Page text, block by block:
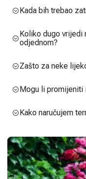
Kada bih trebao
Koliko dugo
odjednom?
Zašto za neke
Mogu li promijeniti
Kako naručujem